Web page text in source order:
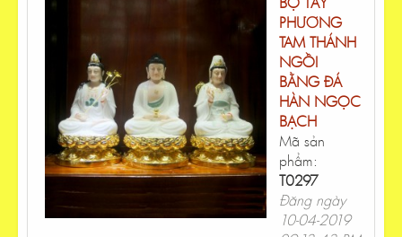
PHƯƠNG
TAM THÁNH
NGỒI
BẰNG ĐÁ
HÀN NGỌC
BẠCH
Mã sản
phẩm:
T0297
Đăng ngày
10-04-2019